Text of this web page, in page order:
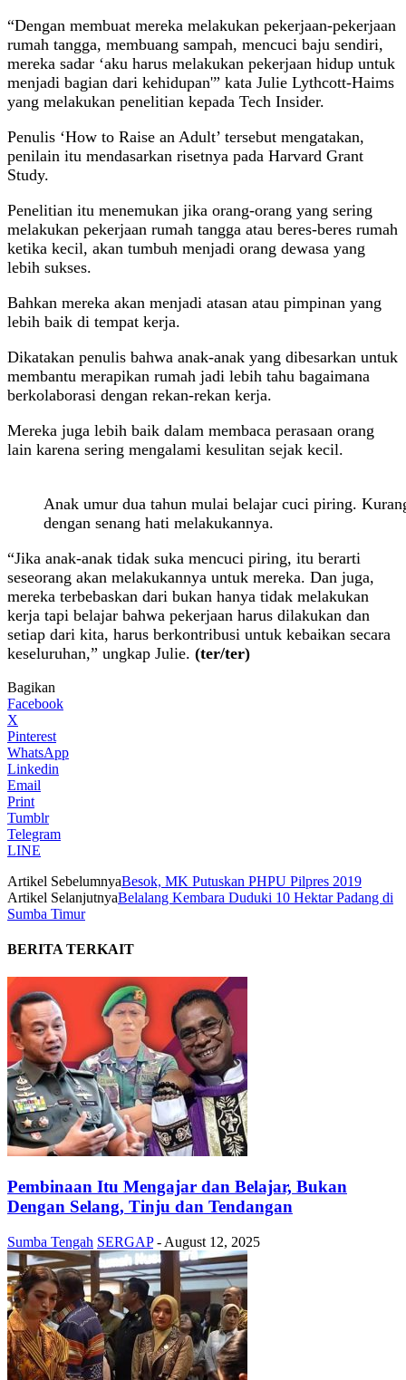
“Dengan membuat mereka melakukan pekerjaan-pekerjaan
rumah tangga, membuang sampah, mencuci baju sendiri,
mereka sadar ‘aku harus melakukan pekerjaan hidup untuk
menjadi bagian dari kehidupan'” kata Julie Lythcott-Haims
yang melakukan penelitian kepada Tech Insider.
Penulis ‘How to Raise an Adult’ tersebut mengatakan,
penilain itu mendasarkan risetnya pada Harvard Grant
Study.
Penelitian itu menemukan jika orang-orang yang sering
melakukan pekerjaan rumah tangga atau beres-beres rumah
ketika kecil, akan tumbuh menjadi orang dewasa yang
lebih sukses.
Bahkan mereka akan menjadi atasan atau pimpinan yang
lebih baik di tempat kerja.
Dikatakan penulis bahwa anak-anak yang dibesarkan untuk
membantu merapikan rumah jadi lebih tahu bagaimana
berkolaborasi dengan rekan-rekan kerja.
Mereka juga lebih baik dalam membaca perasaan orang
lain karena sering mengalami kesulitan sejak kecil.
Anak umur dua tahun mulai belajar cuci piring.
dengan senang hati melakukannya.
“Jika anak-anak tidak suka mencuci piring, itu berarti
seseorang akan melakukannya untuk mereka. Dan juga,
mereka terbebaskan dari bukan hanya tidak melakukan
kerja tapi belajar bahwa pekerjaan harus dilakukan dan
setiap dari kita, harus berkontribusi untuk kebaikan secara
keseluruhan,” ungkap Julie. (ter/ter)
Bagikan
Facebook
X
Pinterest
WhatsApp
Linkedin
Email
Print
Tumblr
Telegram
LINE
Artikel SebelumnyaBesok, MK Putuskan PHPU Pilpres 2019
Artikel SelanjutnyaBelalang Kembara Duduki 10 Hektar Padang di
Sumba Timur
BERITA TERKAIT
Pembinaan Itu Mengajar dan Belajar, Bukan
Dengan Selang, Tinju dan Tendangan
Sumba Tengah SERGAP - August 12, 2025